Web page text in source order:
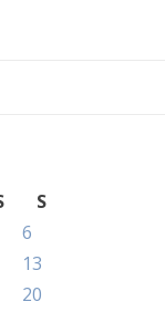
S
6
13
20